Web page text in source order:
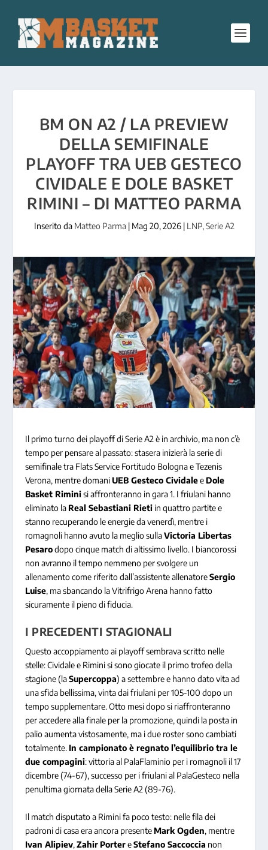
BM ON A2 / LA PREVIEW
DELLA SEMIFINALE
PLAYOFF TRA UEB GESTECO
CIVIDALE E DOLE BASKET
RIMINI – DI MATTEO PARMA
Inserito da Matteo Parma| Mag 20, 2026| LNP, Serie A2
Il primo turno dei playoff di Serie A2 è in archivio, ma non c’è
tempo per pensare al passato: stasera inizierà la serie di
semifinale tra Flats Service Fortitudo Bologna e Tezenis
Verona, mentre domaniUEB Gesteco Cividalee Dole
Basket Riminisi affronteranno in gara 1. I friulani hanno
eliminato la Real Sebastiani Rieti in quattro partite e
stanno recuperando le energie da venerdì, mentre i
romagnoli hanno avuto la meglio sullaVictoria Libertas
Pesarodopo cinque match di altissimo livello. I biancorossi
non avranno il tempo nemmeno per svolgere un
allenamento come riferito dall’assistente allenatoreSergio
Luise, ma sbancando la Vitrifrigo Arena hanno fatto
sicuramente il pieno di fiducia.
I PRECEDENTI STAGIONALI
Questo accoppiamento ai playoff sembrava scritto nelle
stelle: Cividale e Rimini si sono giocate il primo trofeo della
stagione (laSupercoppa) a settembre e hanno dato vita ad
una sfida bellissima, vinta dai friulani per 105-100 dopo un
tempo supplementare. Otto mesi dopo si riaffronteranno
per accedere alla finale per la promozione, quindi la posta in
palio aumenta vistosamente, ma i due roster sono cambiati
totalmente. In campionato è regnato l’equilibrio tra le
due compagini: vittoria al PalaFlaminio per i romagnoli il 17
dicembre (74-67), successo per i friulani al PalaGesteco nella
penultima giornata della Serie A2 (89-76).
Il match disputato a Rimini fa poco testo: nelle fila dei
padroni di casa era ancora presente Mark Ogden, mentre
Ivan Alipiev,Zahir PortereStefano Saccoccia non